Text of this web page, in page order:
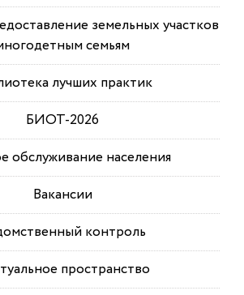
земельных участков
семьям
лучших практик
БИОТ-2026
обслуживание населения
Вакансии
контроль
пространство